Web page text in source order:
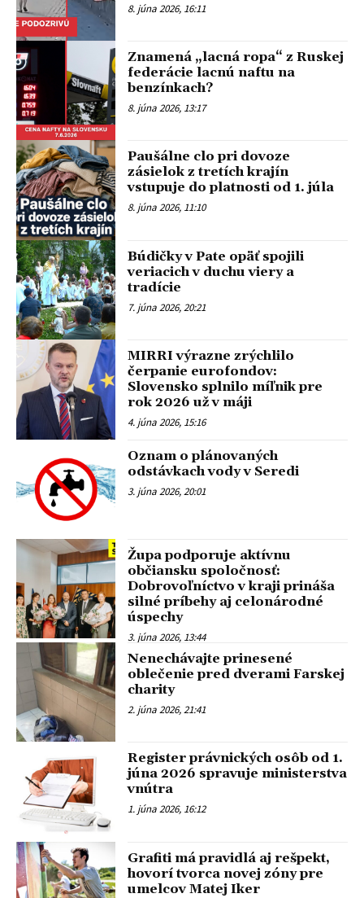
8. júna 2026, 16:11
Znamená „lacná ropa“ z Ruskej
federácie lacnú naftu na
benzínkach?
8. júna 2026, 13:17
Paušálne clo pri dovoze
zásielok z tretích krajín
vstupuje do platnosti od 1. júla
8. júna 2026, 11:10
Búdičky v Pate opäť spojili
veriacich v duchu viery a
tradície
7. júna 2026, 20:21
MIRRI výrazne zrýchlilo
čerpanie eurofondov:
Slovensko splnilo míľnik pre
rok 2026 už v máji
4. júna 2026, 15:16
Oznam o plánovaných
odstávkach vody v Seredi
3. júna 2026, 20:01
Župa podporuje aktívnu
občiansku spoločnosť:
Dobrovoľníctvo v kraji prináša
silné príbehy aj celonárodné
úspechy
3. júna 2026, 13:44
Nenechávajte prinesené
oblečenie pred dverami Farskej
charity
2. júna 2026, 21:41
Register právnických osôb od 1.
júna 2026 spravuje ministerstva
vnútra
1. júna 2026, 16:12
Grafiti má pravidlá aj rešpekt,
hovorí tvorca novej zóny pre
umelcov Matej Iker